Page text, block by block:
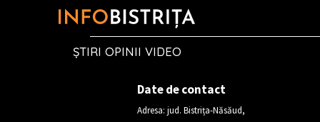
ȘTIRI OPINII VIDEO
Date de contact
Adresa: jud. Bistrița-Năsăud,